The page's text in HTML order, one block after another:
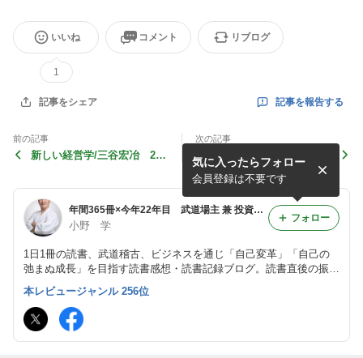
いいね
1
コメント リブログ
記事をシェア 記事を報告する
前の記事
新しい経営学/三谷宏冶 241
次の記事
[2巻] 7つの習慣プライベート
コーチ レッスン2ビジョンを
描こう 24168
年間365冊×今年22年目 武道場主 兼 投資会社・コンサル会社 オーナー社長 兼 グロービス経営大学院准教授による読書日記
小野 学
1日1冊の読書、武道稽古、ビジネスを通じ「自己変革」「自己の
弛まぬ成長」を目指す読書感想・読書記録ブログ。読書直後の振り
返り・アウトプット前提のインプットを心がけつつ、将来の自分自
身の為の検索可能なデータベースとして活用。旧「分譲マンション
屋の読書日記」
気に入ったらフォロー
会員登録は不要です
フォロー
本レビュージャンル 256位